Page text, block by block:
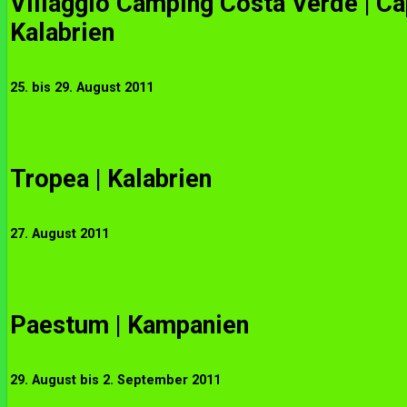
Kalabrien
25. bis 29. August 2011
Tropea | Kalabrien
27. August 2011
Paestum | Kampanien
29. August bis 2. September 2011